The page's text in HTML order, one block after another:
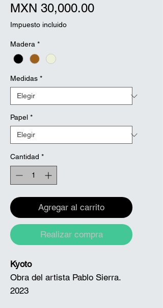
MXN 30,000.00Precio
Impuesto incluido
Madera *
Medidas *
Papel *
Cantidad *
Agregar al carrito
Realizar compra
Kyoto
Obra del artista Pablo Sierra.
2023